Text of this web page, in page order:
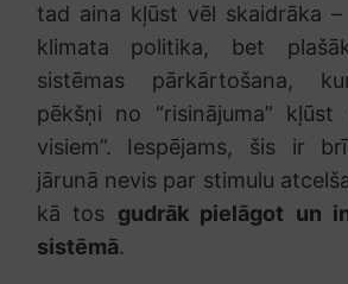
tad aina kļūst vēl skaidrāka
klimata politika, bet
sistēmas pārkārtošana,
pēkšņi no “risinājuma”
visiem”. Iespējams, šis ir
jārunā nevis par stimulu
kā tos gudrāk pielāgot un
sistēmā.